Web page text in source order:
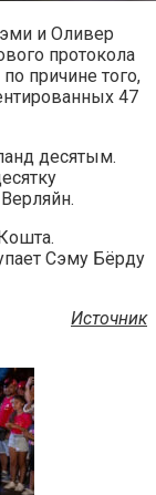
и Оливер
протокола
причине того,
47
десятым.
Сэму Бёрду
Источник